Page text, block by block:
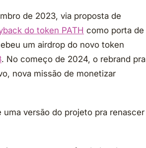
de 2023, via proposta de
do token PATH como porta de
um airdrop do novo token
. No começo de 2024, o rebrand pra
nova missão de monetizar
versão do projeto pra renascer